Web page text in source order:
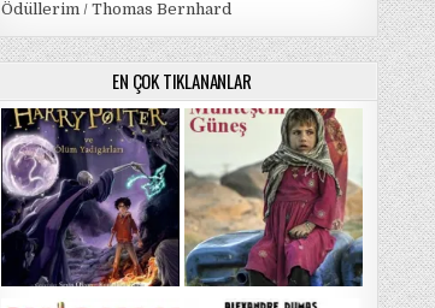
Ödüllerim / Thomas Bernhard
EN ÇOK TIKLANANLAR